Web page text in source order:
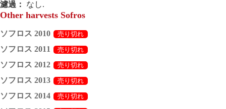
Other harvests Sofros
ソフロス 2010
ソフロス 2011
ソフロス 2012
ソフロス 2013
ソフロス 2014
濾過：
なし.